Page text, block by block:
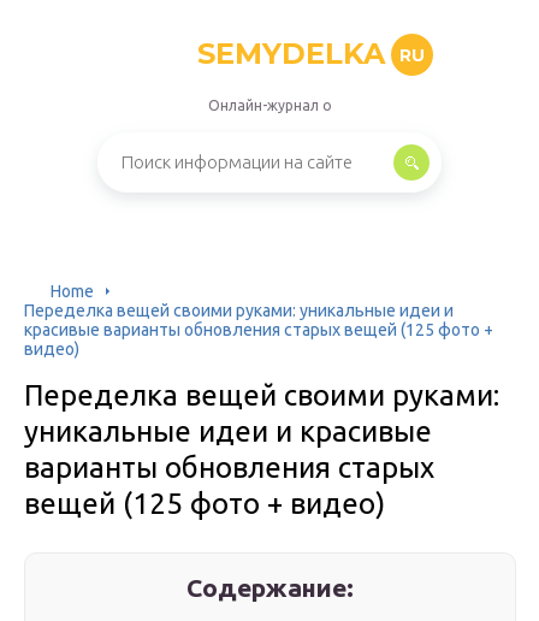
SEMYDELKA RU
Онлайн-журнал о
Home
Переделка вещей своими руками: уникальные идеи и
красивые варианты обновления старых вещей (125 фото +
видео)
Переделка вещей своими руками:
уникальные идеи и красивые
варианты обновления старых
вещей (125 фото + видео)
Содержание: